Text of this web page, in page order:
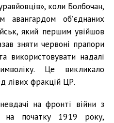
коли Болбочан,
авангардом об’єднаних
який першим увійшов
зняти червоні прапори
використовувати надалі
Це викликало
лівих фракцій ЦР.
на фронті війни з
на початку 1919 року,